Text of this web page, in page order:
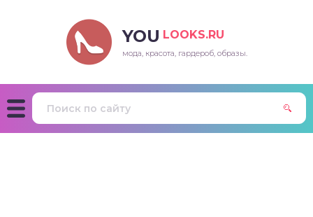
YOU LOOKS.RU
мода, красота, гардероб, образы.